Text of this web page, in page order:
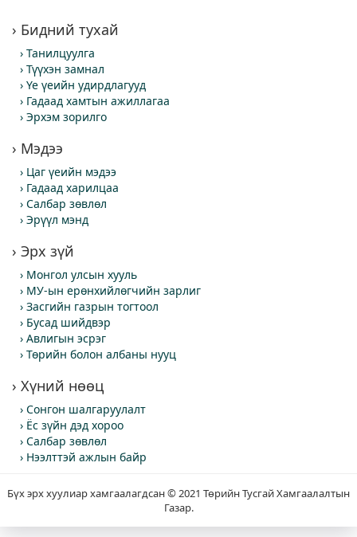
Бидний тухай
Танилцуулга
Түүхэн замнал
Үе үеийн удирдлагууд
Гадаад хамтын ажиллагаа
Эрхэм зорилго
Мэдээ
Цаг үеийн мэдээ
Гадаад харилцаа
Салбар зөвлөл
Эрүүл мэнд
Эрх зүй
Монгол улсын хууль
МУ-ын ерөнхийлөгчийн зарлиг
Засгийн газрын тогтоол
Бусад шийдвэр
Авлигын эсрэг
Төрийн болон албаны нууц
Хүний нөөц
Сонгон шалгаруулалт
Ёс зүйн дэд хороо
Салбар зөвлөл
Нээлттэй ажлын байр
Бүх эрх хуулиар хамгаалагдсан © 2021 Төрийн Тусгай Хамгаалалтын
Газар.